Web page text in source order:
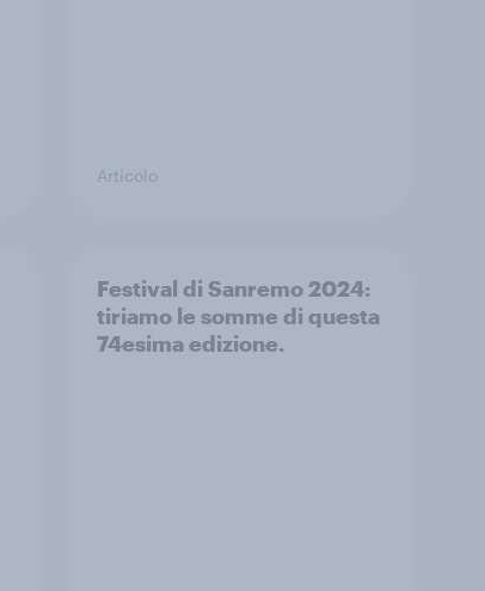
Articolo
Festival di Sanremo 2024:
tiriamo le somme di questa
74esima edizione.